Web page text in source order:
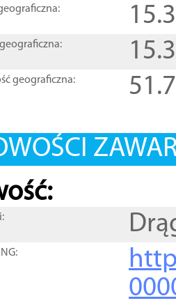
geograficzna: